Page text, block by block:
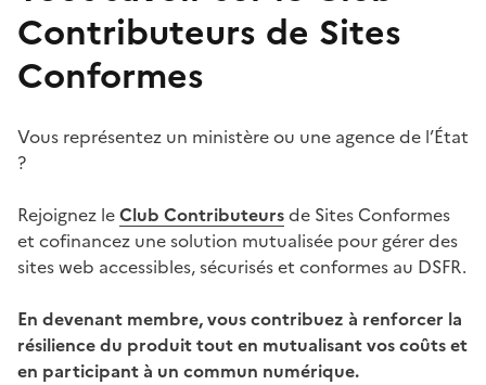
Contributeurs de Sites
Conformes
Vous représentez un ministère ou une agence de l’État
?
Rejoignez leClub Contributeursde Sites Conformes
et cofinancez une solution mutualisée pour gérer des
sites web accessibles, sécurisés et conformes au DSFR.
En devenant membre, vous contribuez à renforcer la
résilience du produit tout en mutualisant vos coûts et
en participant à un commun numérique.